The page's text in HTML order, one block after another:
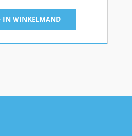
IN WINKELMAND